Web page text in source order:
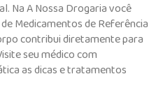
Na A Nossa Drogaria você
Medicamentos de Referência
contribui diretamente para
seu médico com
as dicas e tratamentos